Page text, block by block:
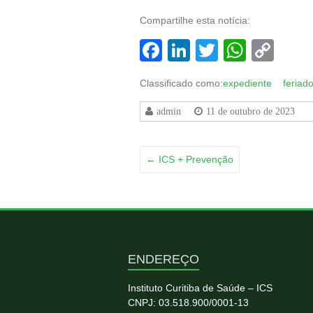
Compartilhe esta notícia:
Facebook
LinkedIn
Twitter
Classificado como:expediente feriado
admin 11 de outubro de 2023
← ICS + Prevenção
ENDEREÇO
Instituto Curitiba de Saúde – ICS
CNPJ: 03.518.900/0001-13